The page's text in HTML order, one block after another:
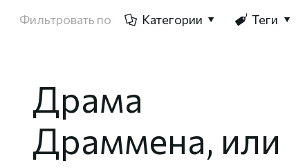
Фильтровать по Категории Теги
Драма
Драммена, или